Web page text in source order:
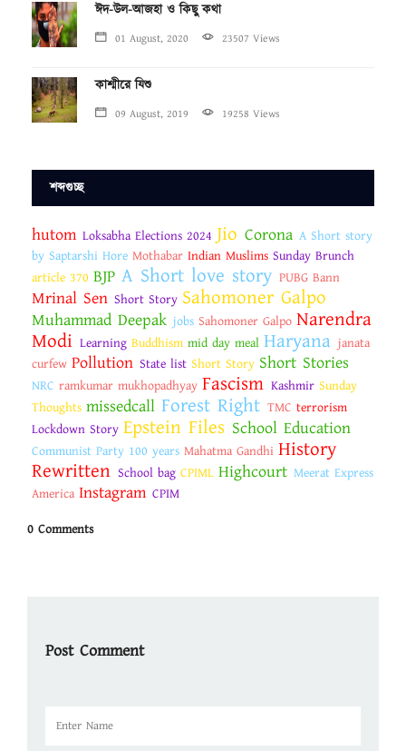
ঈদ-উল-আজহা ও কিছু কথা
01 August, 2020 23507 Views
কাশ্মীরে যিশু
09 August, 2019 19258 Views
শব্দগুচ্ছ
hutom Loksabha Elections 2024 Jio Corona A Short story
by Saptarshi Hore Mothabar Indian Muslims Sunday Brunch
article 370 BJP A Short love story PUBG Bann
Mrinal Sen Short Story Sahomoner Galpo
Muhammad Deepak jobs Sahomoner Galpo Narendra
Modi Learning Buddhism mid day meal Haryana janata
curfew Pollution State list Short Story Short Stories
NRC ramkumar mukhopadhyay Fascism Kashmir Sunday
Thoughts missedcall Forest Right TMC terrorism
Lockdown Story Epstein Files School Education
Communist Party 100 years Mahatma Gandhi History
Rewritten School bag CPIML Highcourt Meerat Express
America Instagram CPIM
0 Comments
Post Comment